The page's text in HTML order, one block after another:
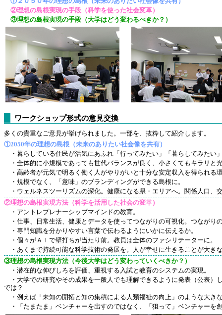
②理想の島根実現の手段（科学を使った社会変革）
③理想の島根実現の手段（大学はどう変わるべきか？）
ワークショップ形式の意見交換
多くの貴重なご意見が挙げられました。一部を、抜粋して紹介します。
①2050年の理想の島根（未来のありたい社会像を共有）
・暮らしている住民が活気にあふれ「行ってみたい」「暮らしてみたい
・全体的に小規模であっても世代バランスが良く、小さくてもキラリと
・高齢者が元気で明るく働く人がやりがいと十分な安定収入を得られる
・規模でなく、「意味」のブランディングができる島根に。
・ウェルネスツーリズムの深化。健康になる県・エリアへ。関係人口、
②理想の島根実現方法（科学を活用した社会の変革）
・アントレプレナーシップマインドの教育。
・仕事、日常生活、健康とデータを使ってつながりの可視化。つながり
・専門知識を分かりやすい言葉で伝わるようにいかに伝えるか。
・個々がＡＩで壁打ちが当たり前。教員は全体のファシリテーターに。
・あくまで持続可能な科学技術の発展を。人が幸せに生きることが大き
③理想の島根実現方法（今後大学はどう変わっていくべきか？）
・潜在的な伸びしろを評価、重視する入試と教育のシステムの実現。
・大学での研究やその成果を一般人でも理解できるように発表（公表）
では？
・例えば「未知の開拓と知の集積による人類福祉の向上」のような大き
・「たまたま」ベンチャーを出すのではなく、「狙って」ベンチャーを